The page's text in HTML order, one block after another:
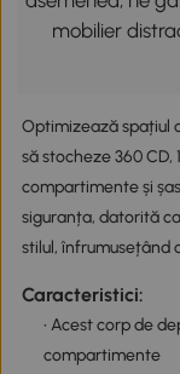
mobilier
Optimizează spațiul
să stocheze 360 CD,
compartimente și
siguranța, datorită
stilul, înfrumusețând
Caracteristici:
• Acest corp de
compartimente